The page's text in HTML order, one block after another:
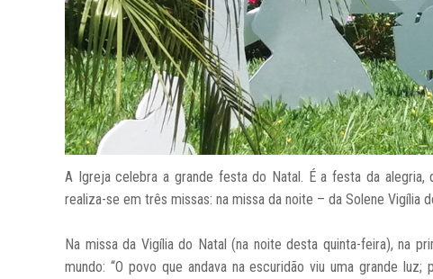
A Igreja celebra a grande festa do Natal. É a festa da
realiza-se em três missas: na missa da noite – da Solene Vigília
Na missa da Vigília do Natal (na noite desta quinta-feira), na
mundo: “O povo que andava na escuridão viu uma grande